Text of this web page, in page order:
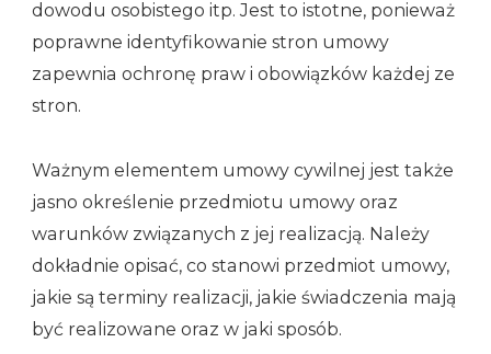
dowodu osobistego itp. Jest to istotne, ponieważ
poprawne identyfikowanie stron umowy
zapewnia ochronę praw i obowiązków każdej ze
stron.
Ważnym elementem umowy cywilnej jest także
jasno określenie przedmiotu umowy oraz
warunków związanych z jej realizacją. Należy
dokładnie opisać, co stanowi przedmiot umowy,
jakie są terminy realizacji, jakie świadczenia mają
być realizowane oraz w jaki sposób.